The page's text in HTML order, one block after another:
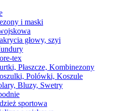
i maski
głowy, szyi
tex
Płaszcze, Kombinezony
Polówki, Koszule
Bluzy, Swetry
sportowa